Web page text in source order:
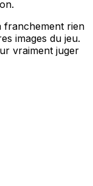
franchement rien
images du jeu.
vraiment juger